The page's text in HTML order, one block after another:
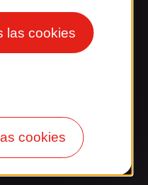
las cookies
cookies